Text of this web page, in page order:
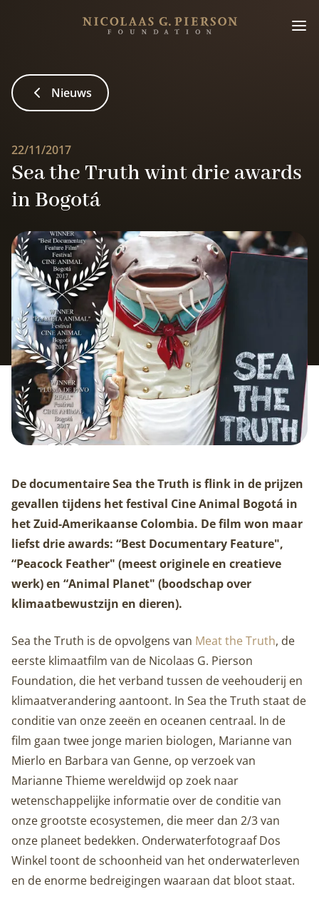
Nieuws
22/11/2017
Sea the Truth wint drie awards
in Bogotá
De documentaire Sea the Truth is flink in de prijzen
gevallen tijdens het festival Cine Animal Bogotá in
het Zuid-Amerikaanse Colombia. De film won maar
liefst drie awards: “Best Documentary Feature",
“Peacock Feather" (meest originele en creatieve
werk) en “Animal Planet" (boodschap over
klimaatbewustzijn en dieren).
Sea the Truth is de opvolgens van Meat the Truth, de
eerste klimaatfilm van de Nicolaas G. Pierson
Foundation, die het verband tussen de veehouderij en
klimaatverandering aantoont. In Sea the Truth staat de
conditie van onze zeeën en oceanen centraal. In de
film gaan twee jonge marien biologen, Marianne van
Mierlo en Barbara van Genne, op verzoek van
Marianne Thieme wereldwijd op zoek naar
wetenschappelijke informatie over de conditie van
onze grootste ecosystemen, die meer dan 2/3 van
onze planeet bedekken. Onderwaterfotograaf Dos
Winkel toont de schoonheid van het onderwaterleven
en de enorme bedreigingen waaraan dat bloot staat.